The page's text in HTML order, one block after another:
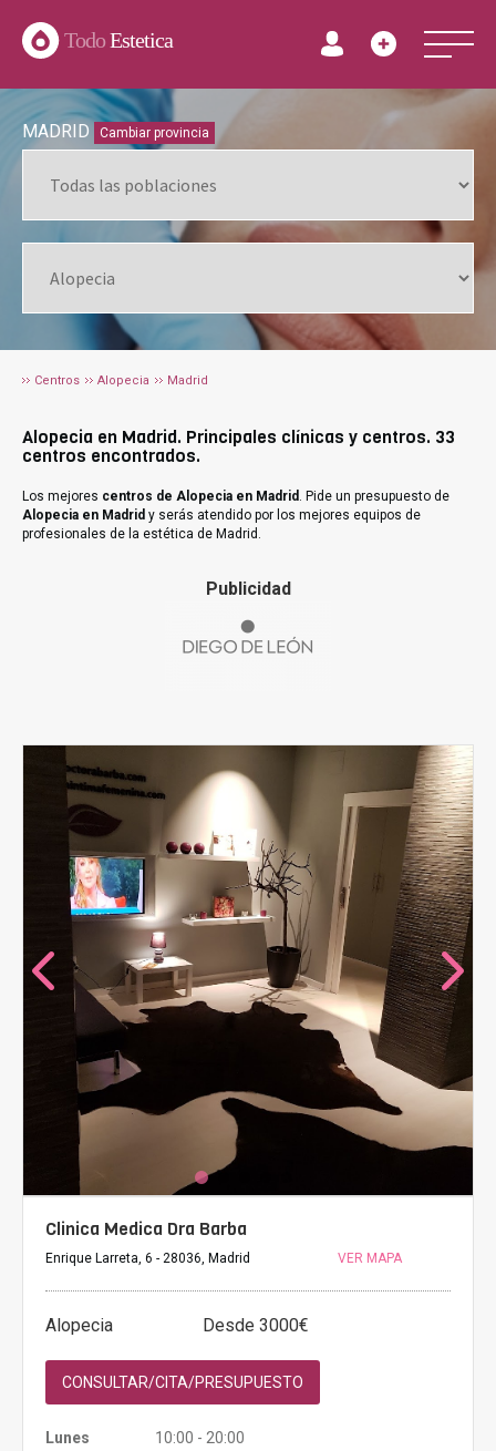
TodoEstetica
MADRID Cambiar provincia
Centros Alopecia Madrid
Alopecia en Madrid. Principales clínicas y centros. 33
centros encontrados.
Los mejores centros de Alopecia en Madrid . Pide un presupuesto de
Alopecia en Madrid y serás atendido por los mejores equipos de
profesionales de la estética de Madrid.
Publicidad
Clinica Medica Dra Barba
Enrique Larreta, 6 - 28036, Madrid VER MAPA
Alopecia Desde 3000€
CONSULTAR/CITA/PRESUPUESTO
Lunes
10:00 - 20:00